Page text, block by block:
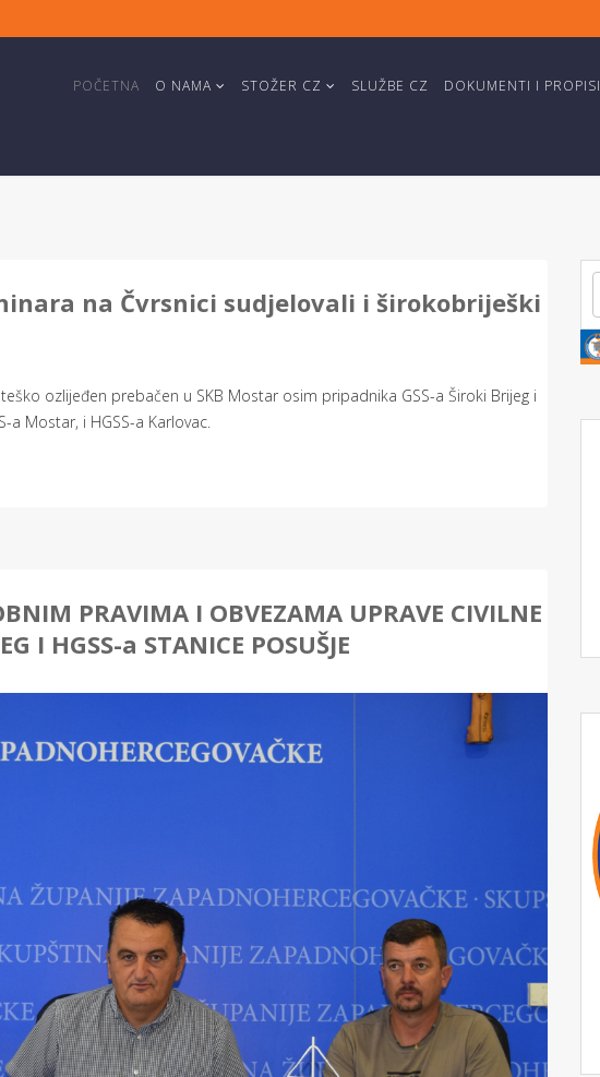
POČETNA O NAMA STOŽER CZ SLUŽBE CZ DOKUMENTI I PROPISI
na Čvrsnici sudjelovali i širokobriješki
ozlijeđen prebačen u SKB Mostar osim pripadnika GSS-a Široki Brijeg i
a Mostar, i HGSS-a Karlovac.
PRAVIMA I OBVEZAMA UPRAVE CIVILNE
I HGSS-a STANICE POSUŠJE